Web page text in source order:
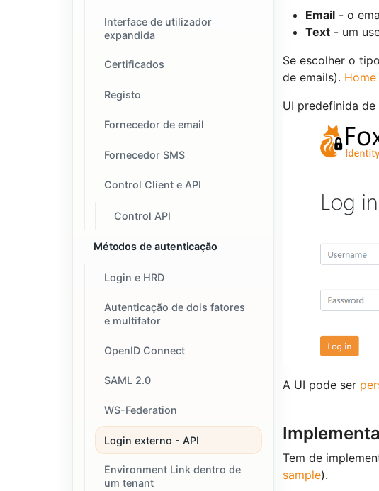
Interface de utilizador
expandida
Certificados
Registo
Fornecedor de email
Fornecedor SMS
Control Client e API
Control API
Métodos de autenticação
Login e HRD
Autenticação de dois fatores
e multifator
OpenID Connect
SAML 2.0
WS-Federation
Login externo - API
Environment Link dentro de
um tenant
Email - o
Text - um
Se escolher o
de emails).
UI predefinida
A UI pode ser
Tem de
sample).